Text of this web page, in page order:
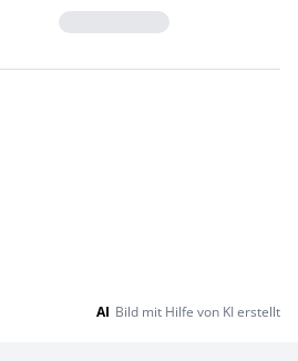
AI Bild mit Hilfe von KI erstellt